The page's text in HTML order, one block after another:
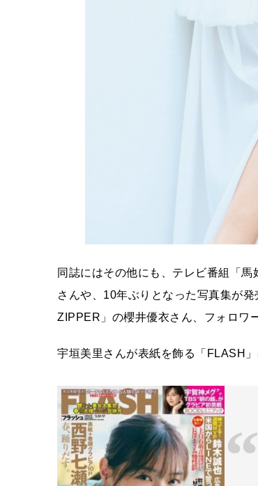
同誌にはその他にも、テレビ番組「
さんや、10年ぶりとなった写真集が
ZIPPER」の櫻井優衣さん、フォロワ
宇垣美里さんが表紙を飾る「FLASH」